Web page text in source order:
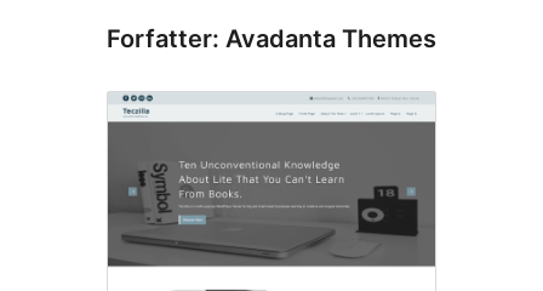
Forfatter: Avadanta Themes